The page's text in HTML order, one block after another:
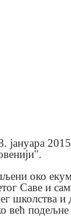
јануара
око
Саве и
школства
већ подељне